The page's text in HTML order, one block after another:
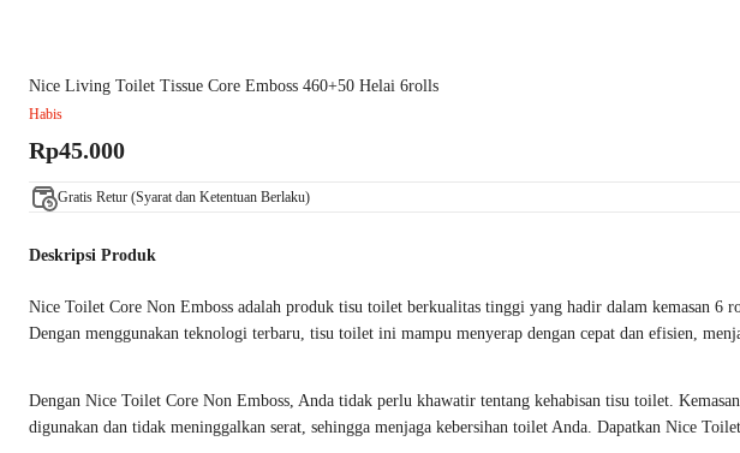
Nice Living Toilet Tissue Core Emboss 460+50 Helai 6rolls
Habis
Rp45.000
Gratis Retur (Syarat dan Ketentuan Berlaku)
Deskripsi Produk
Nice Toilet Core Non Emboss adalah produk tisu toilet berkualitas tinggi yang hadir dalam kemasan
Dengan menggunakan teknologi terbaru, tisu toilet ini mampu menyerap dengan cepat dan efisien,
Dengan Nice Toilet Core Non Emboss, Anda tidak perlu khawatir tentang kehabisan tisu toilet.
digunakan dan tidak meninggalkan serat, sehingga menjaga kebersihan toilet Anda. Dapatkan Nice